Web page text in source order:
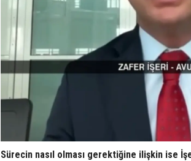
Sürecin nasıl olması gerektiğine ilişkin ise